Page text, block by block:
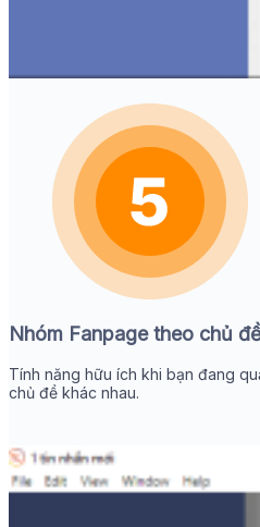
Nhóm Fanpage theo chủ
Tính năng hữu ích khi bạn đang
chủ đề khác nhau.